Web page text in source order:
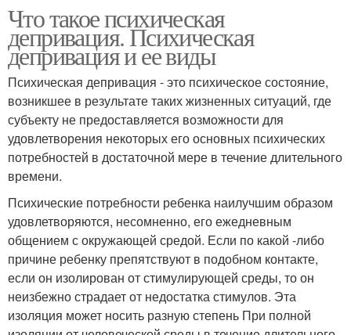
Что такое психическая
депривация. Психическая
депривация и ее виды
Психическая депривация - это психическое состояние,
возникшее в результате таких жизненных ситуаций, где
субъекту не предоставляется возможности для
удовлетворения некоторых его основных психических
потребностей в достаточной мере в течение длительного
времени.
Психические потребности ребенка наилучшим образом
удовлетворяются, несомненно, его ежедневным
общением с окружающей средой. Если по какой -либо
причине ребенку препятствуют в подобном контакте,
если он изолирован от стимулирующей среды, то он
неизбежно страдает от недостатка стимулов. Эта
изоляция может носить разную степень При полной